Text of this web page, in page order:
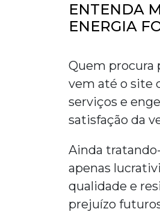
ENTENDA
ENERGIA
Quem procura
vem até o site
serviços e
satisfação da
Ainda
apenas
qualidade e
prejuízo